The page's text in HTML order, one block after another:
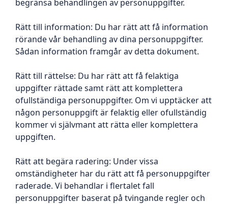
begränsa behandlingen av personuppgifter.
Rätt till information: Du har rätt att få information
rörande vår behandling av dina personuppgifter.
Sådan information framgår av detta dokument.
Rätt till rättelse: Du har rätt att få felaktiga
uppgifter rättade samt rätt att komplettera
ofullständiga personuppgifter. Om vi upptäcker att
någon personuppgift är felaktig eller ofullständig
kommer vi självmant att rätta eller komplettera
uppgiften.
Rätt att begära radering: Under vissa
omständigheter har du rätt att få personuppgifter
raderade. Vi behandlar i flertalet fall
personuppgifter baserat på tvingande regler och